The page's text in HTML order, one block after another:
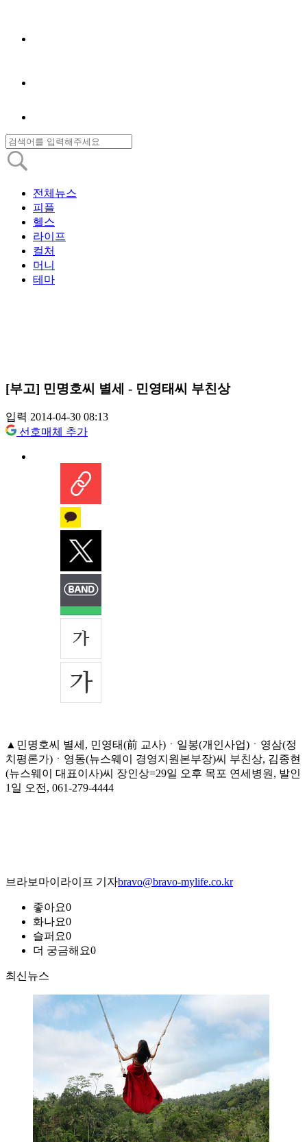
전체뉴스
피플
헬스
라이프
컬처
머니
테마
[부고] 민명호씨 별세 - 민영태씨 부친상
입력 2014-04-30 08:13
선호매체 추가
▲민명호씨 별세, 민영태(前 교사)ㆍ일봉(개인사업)ㆍ영삼(정
치평론가)ㆍ영동(뉴스웨이 경영지원본부장)씨 부친상, 김종현
(뉴스웨이 대표이사)씨 장인상=29일 오후 목포 연세병원, 발인
1일 오전, 061-279-4444
브라보마이라이프 기자bravo@bravo-mylife.co.kr
좋아요0
화나요0
슬퍼요0
더 궁금해요0
최신뉴스